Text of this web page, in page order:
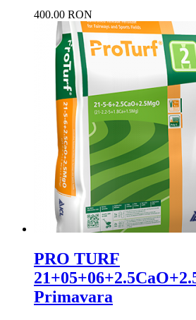
400.00 RON
PRO TURF
Primavara